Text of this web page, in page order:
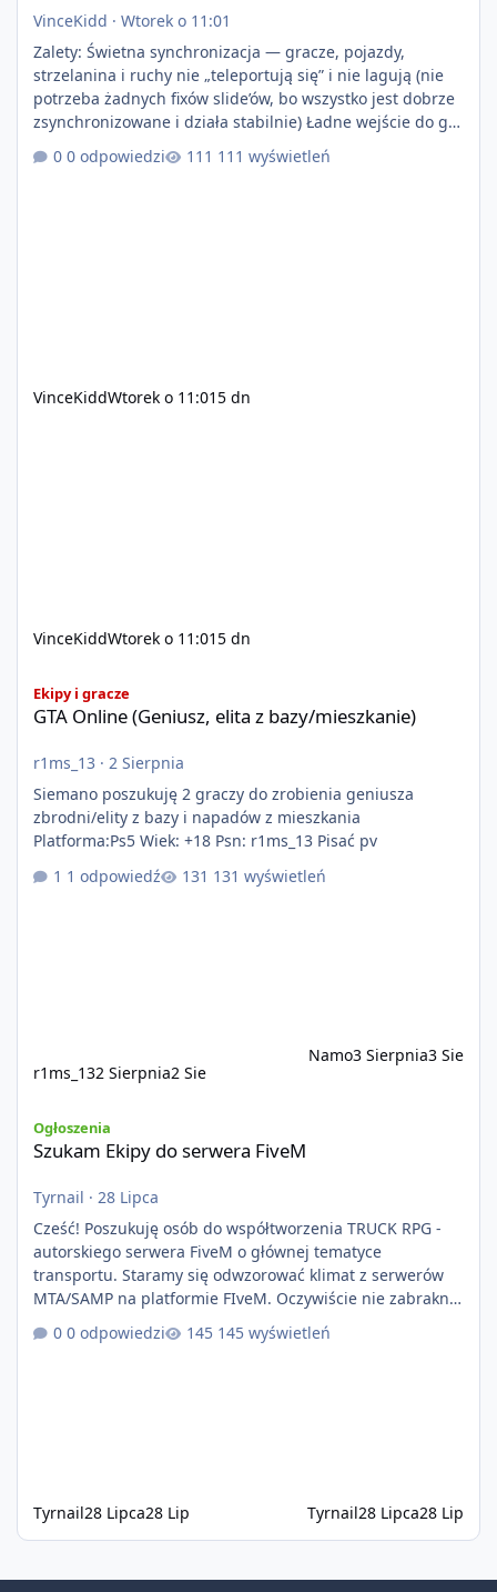
VinceKidd · Wtorek o 11:01
Zalety: Świetna synchronizacja — gracze, pojazdy,
strzelanina i ruchy nie „teleportują się” i nie lagują (nie
potrzeba żadnych fixów slide’ów, bo wszystko jest dobrze
zsynchronizowane i działa stabilnie) Ładne wejście do gry
+ solidny antycheat na poziomie multiplayera Wygodne
pisanie własnych modów i skryptów (wsparcie C# / JS /
0 odpowiedzi 111 wyświetleń
VinceKiddWtorek o 11:015 dn
VinceKiddWtorek o 11:015 dn
Ekipy i gracze
GTA Online (Geniusz, elita z bazy/mieszkanie)
r1ms_13 · 2 Sierpnia
Siemano poszukuję 2 graczy do zrobienia geniusza
zbrodni/elity z bazy i napadów z mieszkania
Platforma:Ps5 Wiek: +18 Psn: r1ms_13 Pisać pv
1 odpowiedź
131 wyświetleń
r1ms_132 Sierpnia2 Sie
Namo3 Sierpnia3 Sie
Ogłoszenia
Szukam Ekipy do serwera FiveM
Tyrnail · 28 Lipca
Cześć! Poszukuję osób do współtworzenia TRUCK RPG -
autorskiego serwera FiveM o głównej tematyce
transportu. Staramy się odwzorować klimat z serwerów
MTA/SAMP na platformie FIveM. Oczywiście nie zabraknie
kontentu dla graczy którzy chcą robić coś innego niż
jeździć ciężarówką. Projekt tworzony jest od podstaw z
0 odpowiedzi 145 wyświetleń
Tyrnail28 Lipca28 Lip Tyrnail28 Lipca28 Lip